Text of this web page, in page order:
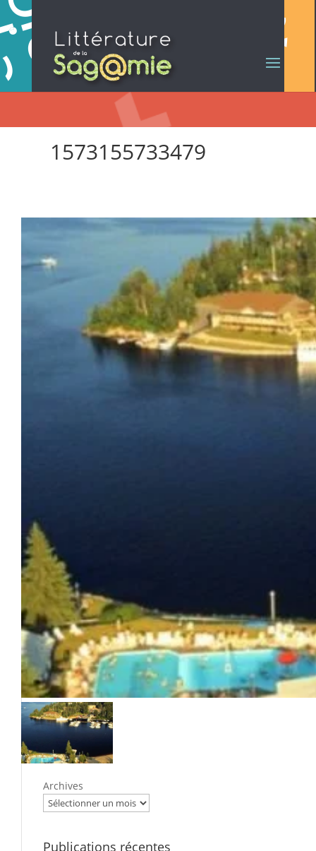
1573155733479
Archives
Publications récentes